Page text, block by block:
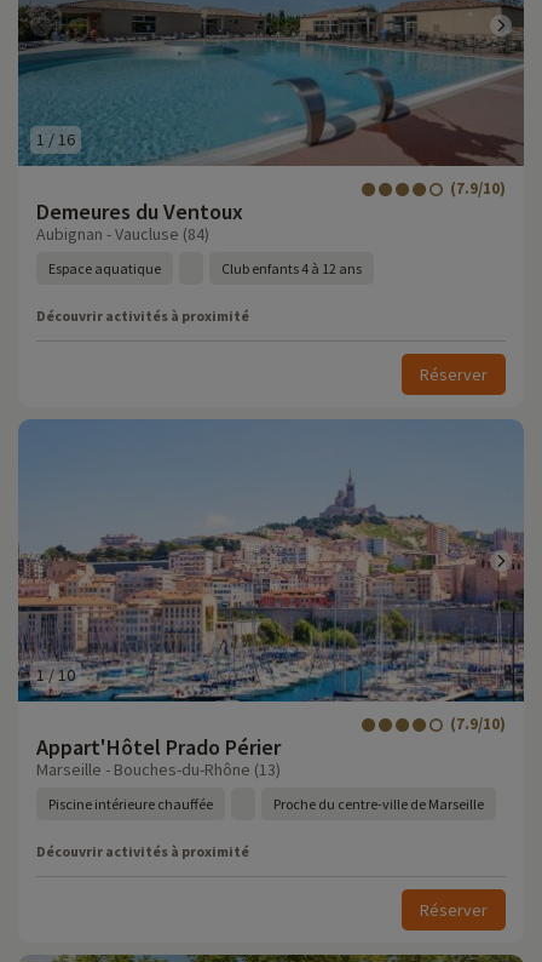
1 /16
Demeures du Ventoux
(7.9/10)
Aubignan - Vaucluse (84)
Espace aquatique Club enfants 4 à 12 ans
Découvrir activités à proximité
Réserver
1/10
Appart'Hôtel Prado Périer
(7.9/10)
Marseille - Bouches-du-Rhône (13)
Piscine intérieure chauffée Proche du centre-ville de Marseille
Découvrir activités à proximité
Réserver